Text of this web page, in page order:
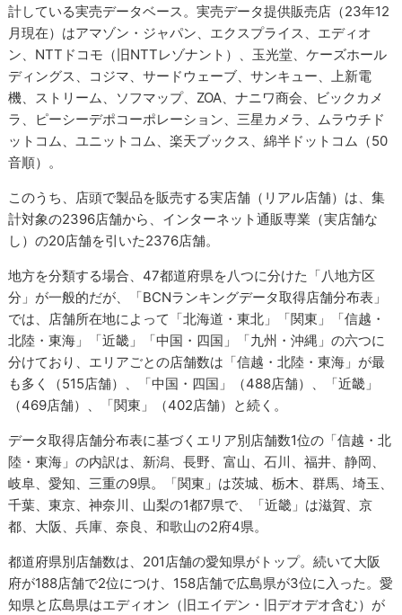
計している実売データベース。実売データ提供販売店（23年12
月現在）はアマゾン・ジャパン、エクスプライス、エディオ
ン、NTTドコモ（旧NTTレゾナント）、玉光堂、ケーズホール
ディングス、コジマ、サードウェーブ、サンキュー、上新電
機、ストリーム、ソフマップ、ZOA、ナニワ商会、ビックカメ
ラ、ピーシーデポコーポレーション、三星カメラ、ムラウチド
ットコム、ユニットコム、楽天ブックス、綿半ドットコム（50
音順）。
このうち、店頭で製品を販売する実店舗（リアル店舗）は、集
計対象の2396店舗から、インターネット通販専業（実店舗な
し）の20店舗を引いた2376店舗。
地方を分類する場合、47都道府県を八つに分けた「八地方区
分」が一般的だが、「BCNランキングデータ取得店舗分布表」
では、店舗所在地によって「北海道・東北」「関東」「信越・
北陸・東海」「近畿」「中国・四国」「九州・沖縄」の六つに
分けており、エリアごとの店舗数は「信越・北陸・東海」が最
も多く（515店舗）、「中国・四国」（488店舗）、「近畿」
（469店舗）、「関東」（402店舗）と続く。
データ取得店舗分布表に基づくエリア別店舗数1位の「信越・北
陸・東海」の内訳は、新潟、長野、富山、石川、福井、静岡、
岐阜、愛知、三重の9県。「関東」は茨城、栃木、群馬、埼玉、
千葉、東京、神奈川、山梨の1都7県で、「近畿」は滋賀、京
都、大阪、兵庫、奈良、和歌山の2府4県。
都道府県別店舗数は、201店舗の愛知県がトップ。続いて大阪
府が188店舗で2位につけ、158店舗で広島県が3位に入った。愛
知県と広島県はエディオン（旧エイデン・旧デオデオ含む）が